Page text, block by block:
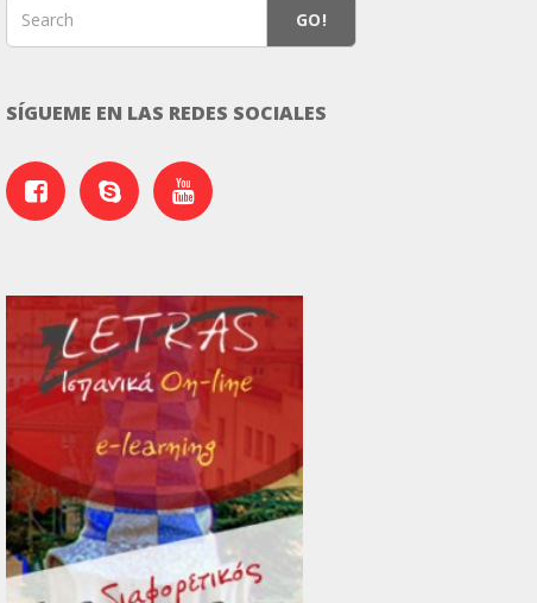
GO!
SÍGUEME EN LAS REDES SOCIALES